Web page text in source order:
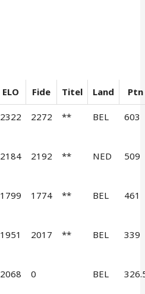
ELO Fide Titel Land Ptn
2322 2272 ** BEL 603
2184 2192 ** NED 509
1799 1774 ** BEL 461
1951 2017 ** BEL 339
2068 0 BEL